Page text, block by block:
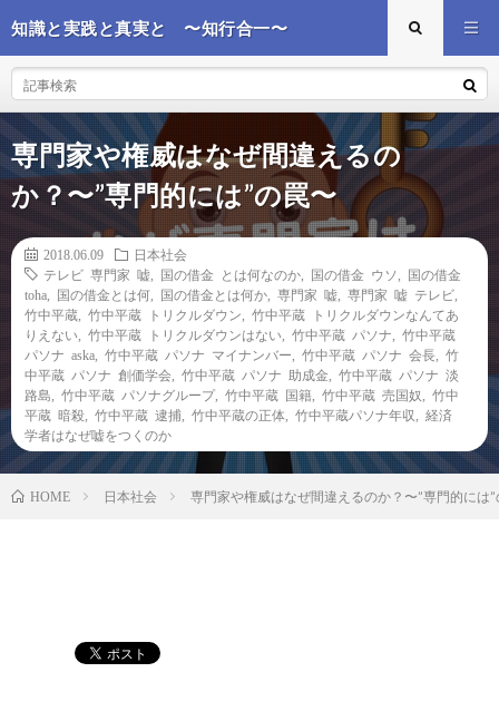
知識と実践と真実と 〜知行合一〜
専門家や権威はなぜ間違えるの
か？〜”専門的には”の罠〜
2018.06.09
日本社会
テレビ 専門家 嘘
国の借金 とは何なのか 国の借金 ウソ
国の借金
toha
国の借金とは何 国の借金とは何か 専門家 嘘 専門家 嘘 テレビ
竹中平蔵
竹中平蔵 トリクルダウン
竹中平蔵 トリクルダウンなんてあ
りえない
竹中平蔵 トリクルダウンはない 竹中平蔵 パソナ
竹中平蔵
パソナ aska
竹中平蔵 パソナ マイナンバー 竹中平蔵 パソナ 会長
竹
中平蔵 パソナ 創価学会
竹中平蔵 パソナ 助成金
竹中平蔵 パソナ 淡
路島
竹中平蔵 パソナグループ, 竹中平蔵 国籍 竹中平蔵 売国奴
竹中
平蔵 暗殺
竹中平蔵 逮捕 竹中平蔵の正体 竹中平蔵パソナ年収
経済
学者はなぜ嘘をつくのか
HOME 日本社会 専門家や権威はなぜ間違えるのか？〜”専門的には